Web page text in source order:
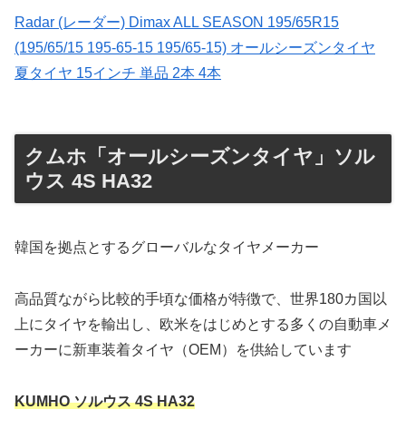
Radar (レーダー) Dimax ALL SEASON 195/65R15
(195/65/15 195-65-15 195/65-15) オールシーズンタイヤ
夏タイヤ 15インチ 単品 2本 4本
クムホ「オールシーズンタイヤ」ソル
ウス 4S HA32
韓国を拠点とするグローバルなタイヤメーカー
高品質ながら比較的手頃な価格が特徴で、世界180カ国以
上にタイヤを輸出し、欧米をはじめとする多くの自動車メ
ーカーに新車装着タイヤ（OEM）を供給しています
KUMHO ソルウス 4S HA32